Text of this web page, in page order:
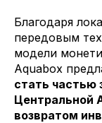
Благодаря
передовым
модели
Aquabox
стать частью
Центральной
возвратом